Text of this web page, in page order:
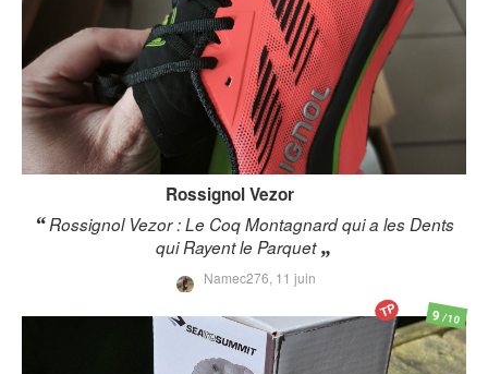
RossignolVezor
Rossignol Vezor : Le Coq Montagnard qui a les Dents
qui Rayent le Parquet
Namec276, 11 juin
9/10
TP